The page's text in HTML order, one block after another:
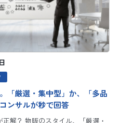
「厳選・集中型」か、「多品
ンサルが秒で回答
解？ 物販のスタイル、「厳選・